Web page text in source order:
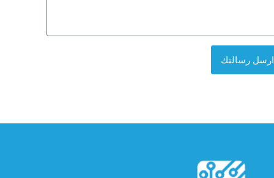
ارسل رسالتك